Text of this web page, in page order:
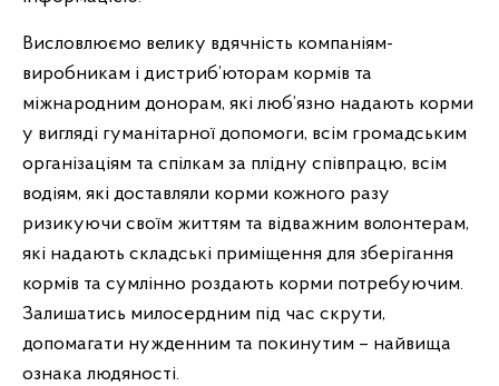
Висловлюємо велику вдячність компаніям-
виробникам і дистриб’юторам кормів та
міжнародним донорам, які люб’язно надають корми
у вигляді гуманітарної допомоги, всім громадським
організаціям та спілкам за плідну співпрацю, всім
водіям, які доставляли корми кожного разу
ризикуючи своїм життям та відважним волонтерам,
які надають складські приміщення для зберігання
кормів та сумлінно роздають корми потребуючим.
Залишатись милосердним під час скрути,
допомагати нужденним та покинутим – найвища
ознака людяності.